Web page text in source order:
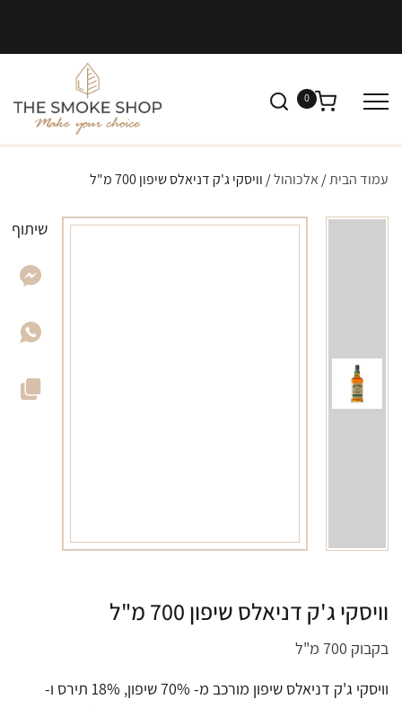
0
עמוד הבית/ אלכוהול/ וויסקי ג'ק דניאלס שיפון 700 מ"ל
וויסקי ג'ק דניאלס שיפון 700 מ"ל
בקבוק 700 מ"ל
וויסקי ג'ק דניאלס שיפון מורכב מ- 70% שיפון, 18% תירס ו-
שיתוף